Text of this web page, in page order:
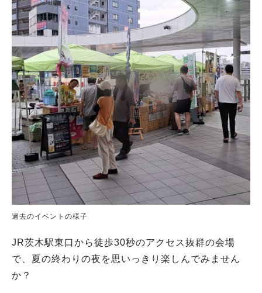
過去のイベントの様子
JR茨木駅東口から徒歩30秒のアクセス抜群の会場
で、夏の終わりの夜を思いっきり楽しんでみません
か？